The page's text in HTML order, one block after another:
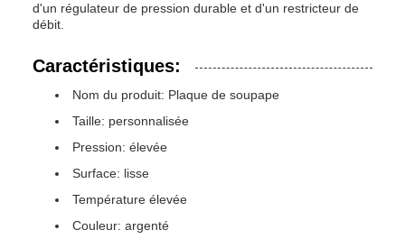
d'un régulateur de pression durable et d'un restricteur de
débit.
Caractéristiques:
Nom du produit: Plaque de soupape
Taille: personnalisée
Pression: élevée
Surface: lisse
Température élevée
Couleur: argenté